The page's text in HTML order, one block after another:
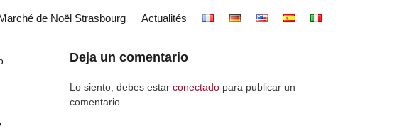
de Noël Strasbourg Actualités
Deja un comentario
Lo siento, debes estarconectado para publicar un
comentario.